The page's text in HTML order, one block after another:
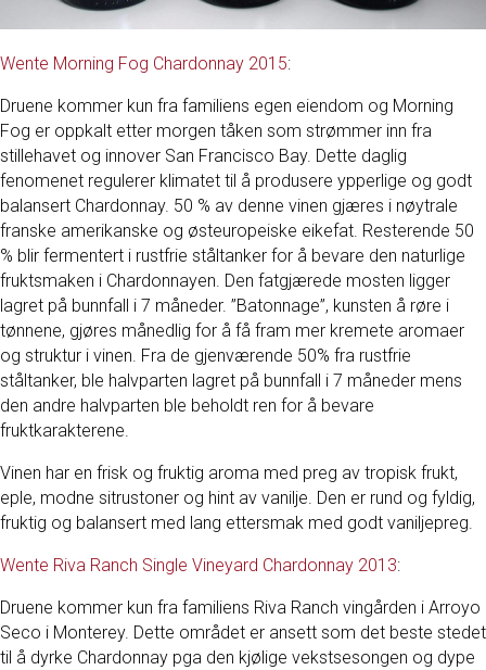
Wente Morning Fog Chardonnay 2015:
Druene kommer kun fra familiens egen eiendom og Morning
Fog er oppkalt etter morgen tåken som strømmer inn fra
stillehavet og innover San Francisco Bay. Dette daglig
fenomenet regulerer klimatet til å produsere ypperlige og godt
balansert Chardonnay. 50 % av denne vinen gjæres i nøytrale
franske amerikanske og østeuropeiske eikefat. Resterende 50
% blir fermentert i rustfrie ståltanker for å bevare den naturlige
fruktsmaken i Chardonnayen. Den fatgjærede mosten ligger
lagret på bunnfall i 7 måneder. ”Batonnage”, kunsten å røre i
tønnene, gjøres månedlig for å få fram mer kremete aromaer
og struktur i vinen. Fra de gjenværende 50% fra rustfrie
ståltanker, ble halvparten lagret på bunnfall i 7 måneder mens
den andre halvparten ble beholdt ren for å bevare
fruktkarakterene.
Vinen har en frisk og fruktig aroma med preg av tropisk frukt,
eple, modne sitrustoner og hint av vanilje. Den er rund og fyldig,
fruktig og balansert med lang ettersmak med godt vaniljepreg.
Wente Riva Ranch Single Vineyard Chardonnay 2013:
Druene kommer kun fra familiens Riva Ranch vingården i Arroyo
Seco i Monterey. Dette området er ansett som det beste stedet
til å dyrke Chardonnay pga den kjølige vekstsesongen og dype